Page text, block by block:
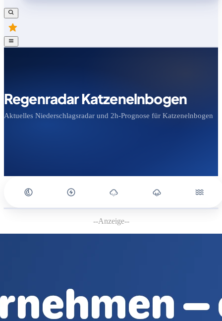
Regenradar Katzenelnbogen
Aktuelles Niederschlagsradar und 2h-Prognose für Katzenelnbogen
--Anzeige--